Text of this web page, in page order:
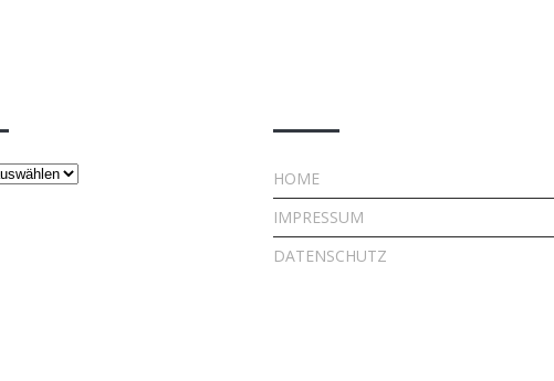
HOME
IMPRESSUM
DATENSCHUTZ